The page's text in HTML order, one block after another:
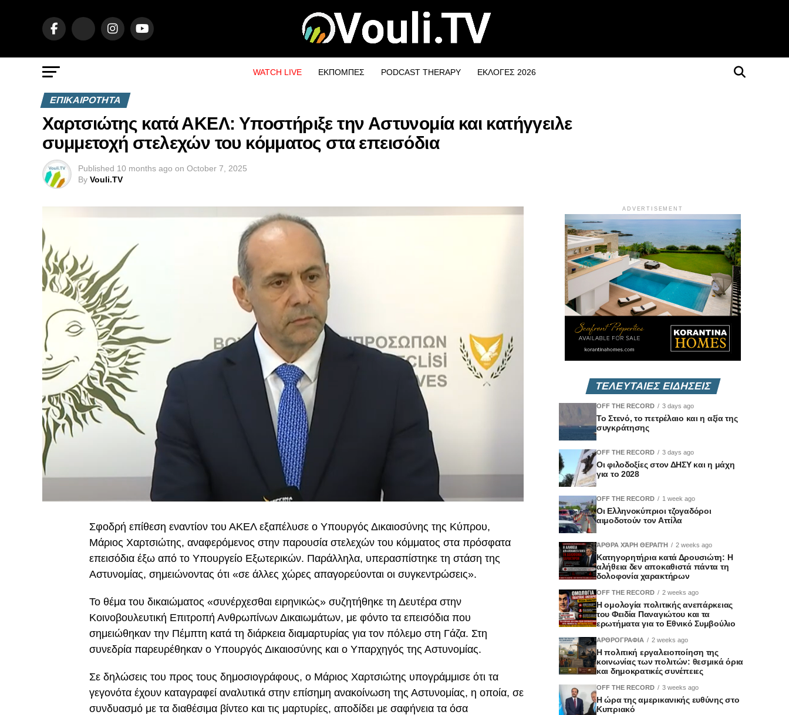
WATCH LIVE ΕΚΠΟΜΠΕΣ PODCAST THERAPY ΕΚΛΟΓΕΣ 2026
ΕΠΙΚΑΙΡΟΤΗΤΑ
Χαρτσιώτης κατά ΑΚΕΛ: Υποστήριξε την Αστυνομία και κατήγγειλε
συμμετοχή στελεχών του κόμματος στα επεισόδια
Published 10 months ago on October 7, 2025
By Vouli.TV
Σφοδρή επίθεση εναντίον του ΑΚΕΛ εξαπέλυσε ο Υπουργός Δικαιοσύνης της Κύπρου,
Μάριος Χαρτσιώτης, αναφερόμενος στην παρουσία στελεχών του κόμματος στα πρόσφατα
επεισόδια έξω από το Υπουργείο Εξωτερικών. Παράλληλα, υπερασπίστηκε τη στάση της
Αστυνομίας, σημειώνοντας ότι «σε άλλες χώρες απαγορεύονται οι συγκεντρώσεις».
Το θέμα του δικαιώματος «συνέρχεσθαι ειρηνικώς» συζητήθηκε τη Δευτέρα στην
Κοινοβουλευτική Επιτροπή Ανθρωπίνων Δικαιωμάτων, με φόντο τα επεισόδια που
σημειώθηκαν την Πέμπτη κατά τη διάρκεια διαμαρτυρίας για τον πόλεμο στη Γάζα. Στη
συνεδρία παρευρέθηκαν ο Υπουργός Δικαιοσύνης και ο Υπαρχηγός της Αστυνομίας.
Σε δηλώσεις του προς τους δημοσιογράφους, ο Μάριος Χαρτσιώτης υπογράμμισε ότι τα
γεγονότα έχουν καταγραφεί αναλυτικά στην επίσημη ανακοίνωση της Αστυνομίας, η οποία, σε
συνδυασμό με τα διαθέσιμα βίντεο και τις μαρτυρίες, αποδίδει με σαφήνεια τα όσα
ADVERTISEMENT
ΤΕΛΕΥΤΑΙΕΣ ΕΙΔΗΣΕΙΣ
OFF THE RECORD 3 days ago
Το Στενό, το πετρέλαιο και η αξία της
συγκράτησης
OFF THE RECORD 3 days ago
Οι φιλοδοξίες στον ΔΗΣΥ και η μάχη
για το 2028
OFF THE RECORD 1 week ago
Οι Ελληνοκύπριοι τζογαδόροι
αιμοδοτούν τον Αττίλα
ΆΡΘΡΑ ΧΆΡΗ ΘΕΡΑΠΉ 2 weeks ago
Κατηγορητήρια κατά Δρουσιώτη: Η
αλήθεια δεν αποκαθιστά πάντα τη
δολοφονία χαρακτήρων
OFF THE RECORD 2 weeks ago
Η ομολογία πολιτικής ανεπάρκειας
του Φειδία Παναγιώτου και τα
ερωτήματα για το Εθνικό Συμβούλιο
ΑΡΘΡΟΓΡΑΦΙΑ 2 weeks ago
Η πολιτική εργαλειοποίηση της
κοινωνίας των πολιτών: θεσμικά όρια
και δημοκρατικές συνέπειες
OFF THE RECORD 3 weeks ago
Η ώρα της αμερικανικής ευθύνης στο
Κυπριακό